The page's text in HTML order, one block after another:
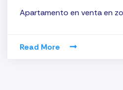
Apartamento en venta en
Read More